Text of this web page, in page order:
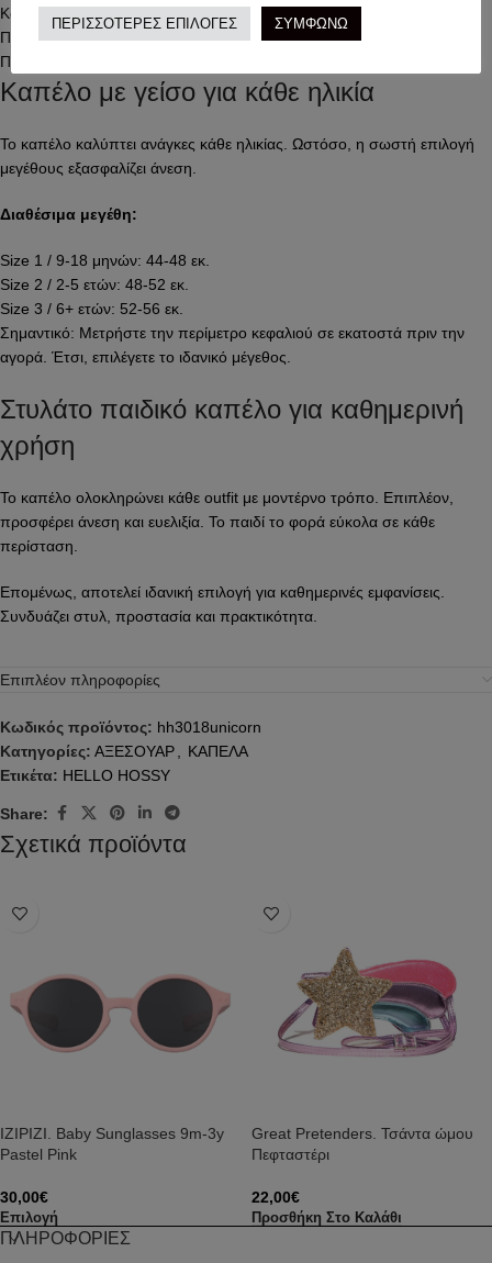
Κατασκευή χωρίς επιβλαβείς ουσίες
Πιστοποιήσεις: EN71, REACH, SGS
Πλύσιμο μόνο στο χέρι
Καπέλο με γείσο για κάθε ηλικία
Το καπέλο καλύπτει ανάγκες κάθε ηλικίας. Ωστόσο, η σωστή επιλογή
μεγέθους εξασφαλίζει άνεση.
Διαθέσιμα μεγέθη:
Size 1 / 9-18 μηνών: 44-48 εκ.
Size 2 / 2-5 ετών: 48-52 εκ.
Size 3 / 6+ ετών: 52-56 εκ.
Σημαντικό: Μετρήστε την περίμετρο κεφαλιού σε εκατοστά πριν την
αγορά. Έτσι, επιλέγετε το ιδανικό μέγεθος.
Στυλάτο παιδικό καπέλο για καθημερινή
χρήση
Το καπέλο ολοκληρώνει κάθε outfit με μοντέρνο τρόπο. Επιπλέον,
προσφέρει άνεση και ευελιξία. Το παιδί το φορά εύκολα σε κάθε
περίσταση.
Επομένως, αποτελεί ιδανική επιλογή για καθημερινές εμφανίσεις.
Συνδυάζει στυλ, προστασία και πρακτικότητα.
Επιπλέον πληροφορίες
Κωδικός προϊόντος: hh3018unicorn
Κατηγορίες: ΑΞΕΣΟΥΑΡ, ΚΑΠΕΛΑ
Ετικέτα: HELLO HOSSY
Share:
Σχετικά προϊόντα
IZIPIZI. Baby Sunglasses 9m-3y
Pastel Pink
30,00€
Επιλογή
Great Pretenders. Τσάντα ώμου
Πεφταστέρι
22,00€
Προσθήκη Στο Καλάθι
ΠΛΗΡΟΦΟΡΙΕΣ
ΠΕΡΙΣΣΟΤΕΡΕΣ ΕΠΙΛΟΓΕΣ ΣΥΜΦΩΝΩ